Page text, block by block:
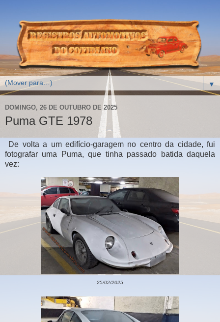
▼
DOMINGO, 26 DE OUTUBRO DE 2025
Puma GTE 1978
De volta a um edifício-garagem no centro da cidade, fui
fotografar uma Puma, que tinha passado batida daquela
vez:
25/02/2025